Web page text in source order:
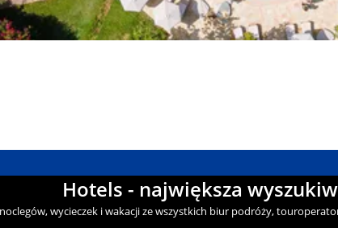
Hotels - największa
wycieczek i wakacji ze wszystkich biur podróży,